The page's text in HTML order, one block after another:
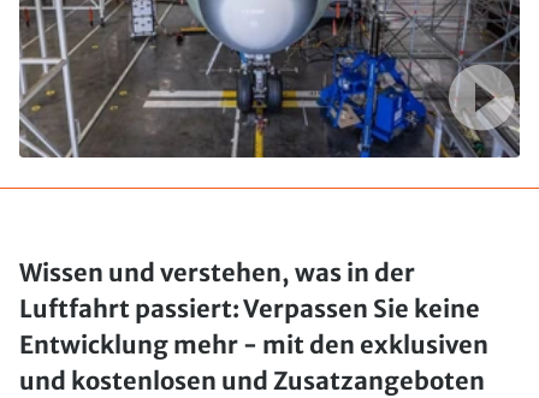
Wissen und verstehen, was in der
Luftfahrt passiert: Verpassen Sie keine
Entwicklung mehr - mit den exklusiven
und kostenlosen und Zusatzangeboten